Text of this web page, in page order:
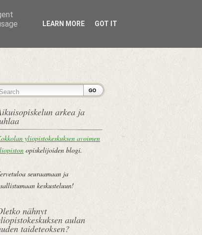
arkea ja
yliopistokeskuksen avoimen
opiskelijoiden blogi.
seuraamaan ja
keskusteluun!
nähnyt
aulan
taideteoksen?
LEARN MORE GOT IT